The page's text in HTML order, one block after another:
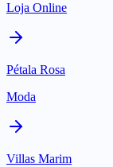
Loja Online
Pétala Rosa
Moda
Villas Marim